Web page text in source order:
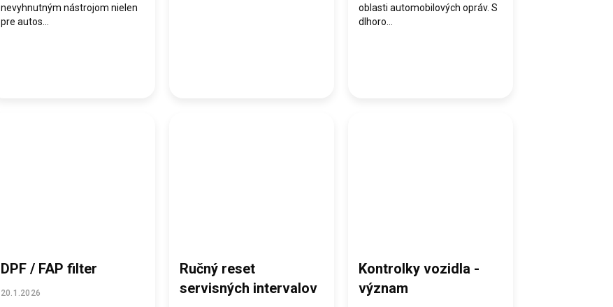
nevyhnutným nástrojom nielen
pre autos...
oblasti automobilových opráv. S
dlhoro...
DPF / FAP filter
20.1.2026
Ručný reset
servisných intervalov
Kontrolky vozidla -
význam